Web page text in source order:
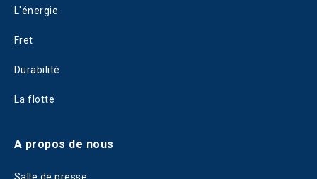
L'énergie
Fret
Durabilité
La flotte
A propos de nous